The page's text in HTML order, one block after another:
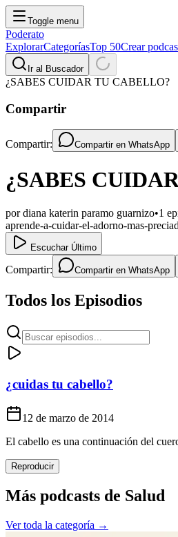
Toggle menu
Poderato
ExplorarCategoríasTop 50Crear
Ir al Buscador
¿SABES CUIDAR TU CABELLO?
Compartir
Compartir: Compartir en WhatsApp
¿SABES
pordiana katerin paramo guarnizo•1
aprende-a-cuidar-el-adorno-mas-
Escuchar Último
Compartir: Compartir en WhatsApp
Todos los Episodios
¿cuidas tu cabello?
12 de marzo de 2014
El cabello es una continuación del
Reproducir
Más podcasts de Salud
Ver toda la categoría →